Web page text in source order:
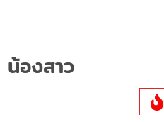
องสาว